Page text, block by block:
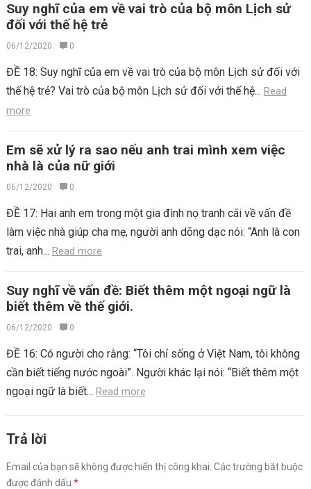
Suy nghĩ của em về vai trò của bộ môn Lịch sử
đối với thế hệ trẻ
06/12/2020 0
ĐỀ 18: Suy nghĩ của em về vai trò của bộ môn Lịch sử đối với
thế hệ trẻ? Vai trò của bộ môn Lịch sử đối với thế hệ... Read
more
Em sẽ xử lý ra sao nếu anh trai mình xem việc
nhà là của nữ giới
06/12/2020 0
ĐỀ 17: Hai anh em trong một gia đình nọ tranh cãi về vấn đề
làm việc nhà giúp cha mẹ, người anh dõng dạc nói: “Anh là con
trai, anh... Read more
Suy nghĩ về vấn đề: Biết thêm một ngoại ngữ là
biết thêm về thế giới.
06/12/2020 0
ĐỀ 16: Có người cho rằng: “Tôi chỉ sống ở Việt Nam, tôi không
cần biết tiếng nước ngoài”. Người khác lại nói: “Biết thêm một
ngoại ngữ là biết... Read more
Trả lời
Email của bạn sẽ không được hiển thị công khai. Các trường bắt buộc
được đánh dấu *